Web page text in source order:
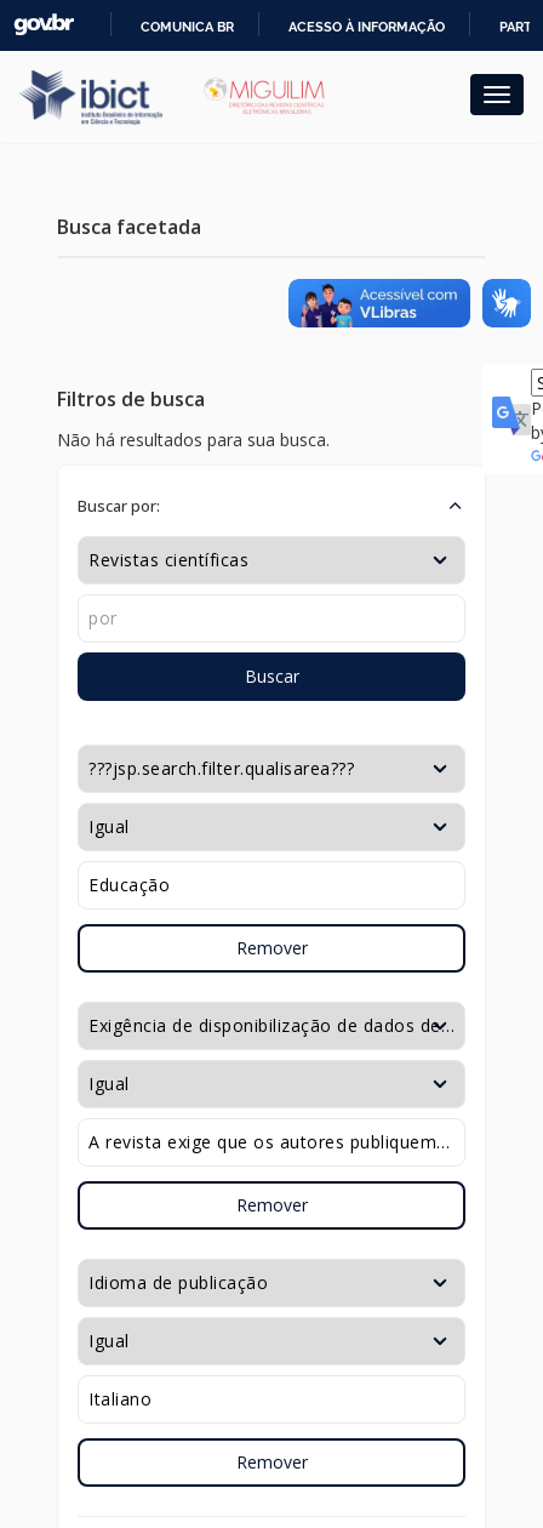
navigation
PARA
O
COMUNICA BR ACESSO À INFORMAÇÃO
Busca facetada
Filtros de busca
Não há resultados para sua busca.
Buscar por:
Buscar
Remover
Remover
Remover